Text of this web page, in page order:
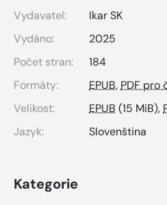
Vydavatel:
Ikar SK
Vydáno:
2025
Počet stran:
184
Formáty:
EPUB, PDF pro
Velikost:
EPUB (15 MiB),
Jazyk:
Slovenština
Kategorie